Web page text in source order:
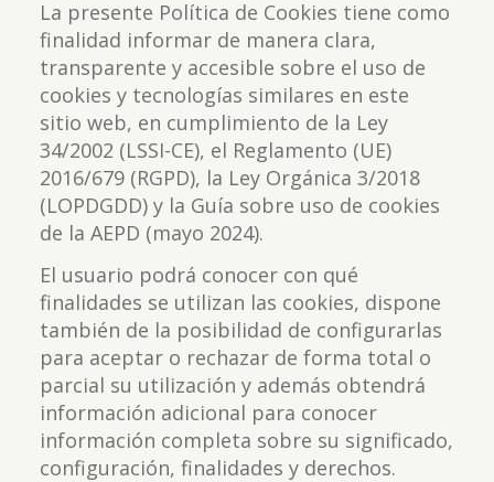
La presente Política de Cookies tiene como
finalidad informar de manera clara,
transparente y accesible sobre el uso de
cookies y tecnologías similares en este
sitio web, en cumplimiento de la Ley
34/2002 (LSSI-CE), el Reglamento (UE)
2016/679 (RGPD), la Ley Orgánica 3/2018
(LOPDGDD) y la Guía sobre uso de cookies
de la AEPD (mayo 2024).
El usuario podrá conocer con qué
finalidades se utilizan las cookies, dispone
también de la posibilidad de configurarlas
para aceptar o rechazar de forma total o
parcial su utilización y además obtendrá
información adicional para conocer
información completa sobre su significado,
configuración, finalidades y derechos.